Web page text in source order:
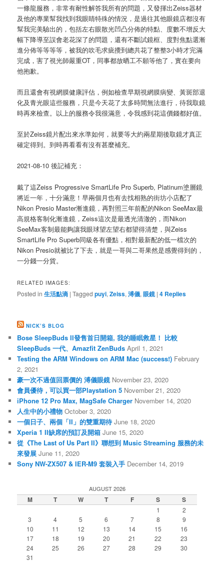
一條龍服務，非常有耐性解答我所有的問題，又發揮出Zeiss器材
及他的專業幫我找到我眼睛特殊的情況，是過往其他眼鏡店都沒有
幫我完美驗出的，包括左右眼散光凹凸分佈的特點、度數不增反大
幅下降導至誤會老花深了的問題，還有不斷試鏡框、度對焦點選漸
進分佈等等等等，被我的吹毛求疵攪到總共花了整整3小時才完滿
完成，害了視光師嚴重OT，同事都放晒工不願等他了，實在要向
他抱歉。
而且還會有視網膜健康評估，例如檢查早期視網膜病變、黃斑部退
化及青光眼這些服務，只是今天花了太多時間無法進行，待我取鏡
時再來檢查。以上的服務令我很滿意，令我感到花這價錢都好值。
至於Zeiss鏡片配出來水準如何，就要等大約兩星期後取鏡才真正
確定得到。到時再看看有沒有甚麼補充。
2021-08-10 後記補充：
戴了這Zeiss Progressive SmartLife Pro Superb, Platinum塗層鏡
將近一年，十分滿意！早兩個月也有去找相熟的街坊小店配了
Nikon Presio Master漸進鏡，再對照三年前配的Nikon SeeMax最
高規格客制化漸進鏡，Zeiss這次是最透光清澈的，而Nikon
SeeMax客制最能夠讓我眼球望左望右都望得清楚，與Zeiss
SmartLife Pro Superb同級各有優點，相對最新配的低一檔次的
Nikon Presio就被比了下去，就是一哥與二哥果然是感覺得到的，
一分錢一分貨。
RELATED IMAGES:
Posted in 生活點滴 |Tagged puyi,Zeiss,溥儀,眼鏡 |4 Replies
NICK’S BLOG
Bose SleepBuds II發售首日開箱, 我的睡眠救星！ 比較
SleepBuds 一代、Amazfit ZenBuds April 1, 2021
Testing the ARM Windows on ARM Mac (success!) February
2, 2021
豪一次不過值回票價的 溥儀眼鏡 November 23, 2020
會員優待，可以買一部Playstation 5 November 21, 2020
iPhone 12 Pro Max, MagSafe Charger November 14, 2020
人生中的小禮物 October 3, 2020
一個日子、兩個「II」的雙重期待 June 18, 2020
Xperia 1 II缺席的預訂及開箱 June 15, 2020
從《The Last of Us Part II》聯想到 Music Streaming 服務的未
來發展 June 11, 2020
Sony NW-ZX507 & IER-M9 套裝入手 December 14, 2019
AUGUST 2026
M T W T F S S
1
2
3
4 5 6 7 8
9
10
11 12 13 14 15
16
17
18 19 20 21 22
23
24
25 26 27 28 29
30
31